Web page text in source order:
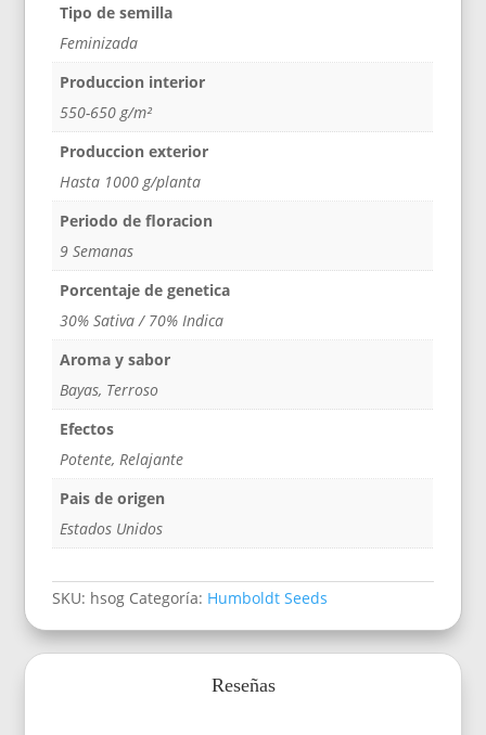
Tipo de semilla
Feminizada
Produccion interior
550-650 g/m²
Produccion exterior
Hasta 1000 g/planta
Periodo de floracion
9 Semanas
Porcentaje de genetica
30% Sativa / 70% Indica
Aroma y sabor
Bayas, Terroso
Efectos
Potente, Relajante
Pais de origen
Estados Unidos
SKU: hsog Categoría: Humboldt Seeds
Reseñas